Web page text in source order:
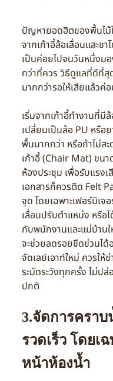
ปัญหายอดฮิตของพื้นไม้
จากเก้าอี้ล้อเลื่อนและข
เป็นค่อยไปจนวันหนึ่งม
กว่าที่ควร วิธีดูแลที่ดีที่
มากกว่ารอให้เสียแล้วค่
เริ่มจากเก้าอี้ทำงานที่
เปลี่ยนเป็นล้อ PU หรือ
พื้นมากกว่า หรือถ้าไม่ส
เก้าอี้ (Chair Mat) ขนา
ห้องประชุม เพื่อรับแรง
เอกสารก็ควรติด Felt
จุด โดยเฉพาะเฟอร์นิเจ
เลื่อนปรับตำแหน่ง หรือ
กับพนักงานและแม่บ้านใ
จะช่วยลดรอยขีดข่วนไ
จัดเลย์เอาท์ใหม่ ควรให้
ระมัดระวังทุกครั้ง ไม่ป
ปกติ
3.จัดการครา
รวดเร็ว โดยเ
หน้าห้องน้ำ